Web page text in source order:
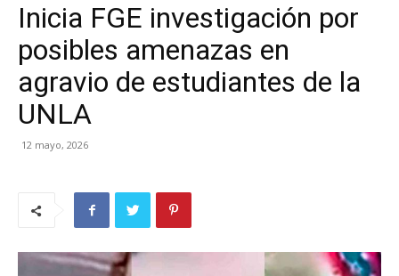
Inicia FGE investigación por
posibles amenazas en
agravio de estudiantes de la
UNLA
12 mayo, 2026